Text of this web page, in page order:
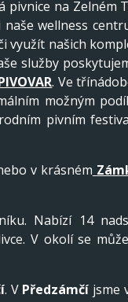
pivnice na Zelném
wellness
využít našich
služby
. Ve
možným
pivním
v krásném
Nabízí 14
V okolí se
. V Předzámčí jsme